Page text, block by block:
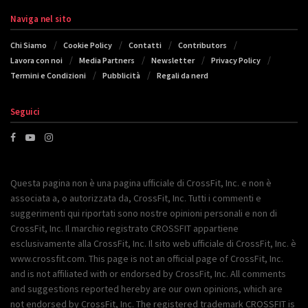
Naviga nel sito
Chi Siamo Cookie Policy Contatti
Contributors
Lavora con noi
Media Partners Newsletter
Privacy Policy
Termini e Condizioni
Pubblicità Regali da nerd
Seguici
Questa pagina non è una pagina ufficiale di CrossFit, Inc. e non è
associata a, o autorizzata da, CrossFit, Inc. Tutti i commenti e
suggerimenti qui riportati sono nostre opinioni personali e non di
CrossFit, Inc. Il marchio registrato CROSSFIT appartiene
esclusivamente alla CrossFit, Inc. Il sito web ufficiale di CrossFit, Inc. è
www.crossfit.com. This page is not an official page of CrossFit, Inc.
and is not affiliated with or endorsed by CrossFit, Inc. All comments
and suggestions reported hereby are our own opinions, which are
not endorsed by CrossFit, Inc. The registered trademark CROSSFIT is